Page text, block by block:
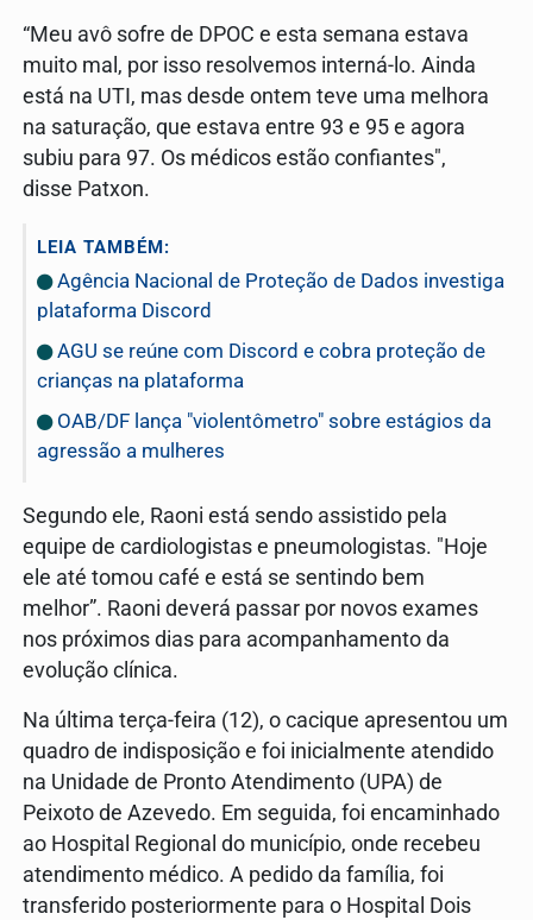
“Meu avô sofre de DPOC e esta semana estava
muito mal, por isso resolvemos interná-lo. Ainda
está na UTI, mas desde ontem teve uma melhora
na saturação, que estava entre 93 e 95 e agora
subiu para 97. Os médicos estão confiantes",
disse Patxon.
LEIA TAMBÉM:
Agência Nacional de Proteção de Dados investiga
plataforma Discord
AGU se reúne com Discord e cobra proteção de
crianças na plataforma
OAB/DF lança "violentômetro" sobre estágios da
agressão a mulheres
Segundo ele, Raoni está sendo assistido pela
equipe de cardiologistas e pneumologistas. "Hoje
ele até tomou café e está se sentindo bem
melhor”. Raoni deverá passar por novos exames
nos próximos dias para acompanhamento da
evolução clínica.
Na última terça-feira (12), o cacique apresentou um
quadro de indisposição e foi inicialmente atendido
na Unidade de Pronto Atendimento (UPA) de
Peixoto de Azevedo. Em seguida, foi encaminhado
ao Hospital Regional do município, onde recebeu
atendimento médico. A pedido da família, foi
transferido posteriormente para o Hospital Dois